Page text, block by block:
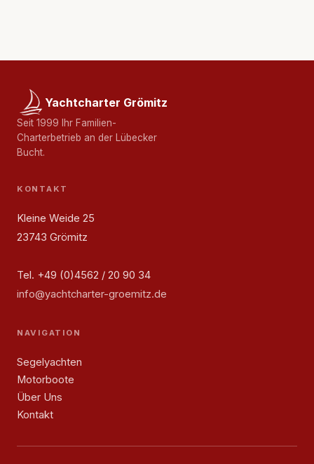
Yachtcharter Grömitz
Seit 1999 Ihr Familien-
Charterbetrieb an der Lübecker
Bucht.
KONTAKT
Kleine Weide 25
23743 Grömitz
Tel. +49 (0)4562 / 20 90 34
info@yachtcharter-groemitz.de
NAVIGATION
Segelyachten
Motorboote
Über Uns
Kontakt